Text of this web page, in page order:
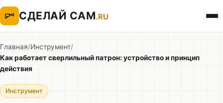
СДЕЛАЙ САМ.RU
Главная/Инструмент/
Как работает сверлильный патрон: устройство и принцип
действия
Инструмент